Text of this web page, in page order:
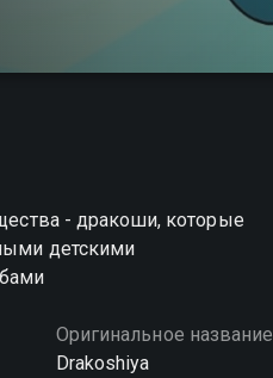
- дракоши, которые
детскими
Оригинальное название
Drakoshiya